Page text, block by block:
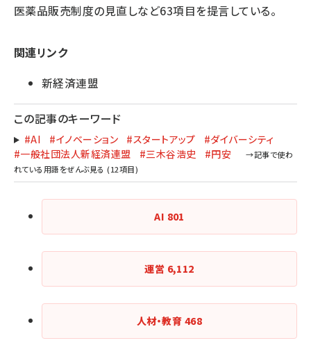
医薬品販売制度の見直しなど63項目を提言している。
関連リンク
新経済連盟
この記事のキーワード
#AI #イノベーション #スタートアップ
#ダイバーシティ
#一般社団法人新経済連盟
#三木谷浩史 #円安
AI 801
運営 6,112
人材・教育 468